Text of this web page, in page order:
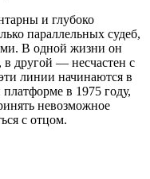
и глубоко
параллельных судеб,
В одной жизни он
другой — несчастен с
линии начинаются в
в 1975 году,
невозможное
с отцом.